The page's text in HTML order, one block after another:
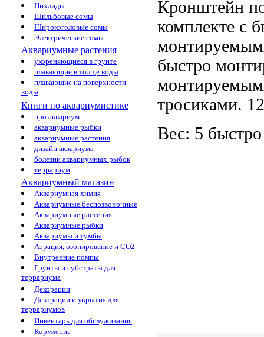
Цихлиды
Шильбовые сомы
Широкоголовые сомы
Электрические сомы
Аквариумные растения
укореняющиеся в грунте
плавающие в толще воды
плавающие на поверхности
воды
Книги по аквариумистике
про аквариум
аквариумные рыбки
аквариумные растения
дизайн аквариума
болезни аквариумных рыбок
террариум
Аквариумный магазин
Аквариумная химия
Аквариумные беспозвоночные
Аквариумные растения
Аквариумные рыбки
Аквариумы и тумбы
Аэрация, озонирование и CO2
Внутренние помпы
Грунты и субстраты для
террариума
Декорации
Декорации и укрытия для
террариумов
Инвентарь для обслуживания
Кормление
Кронштейн
комплекте с
быстро
тросиками.
Вес: 5